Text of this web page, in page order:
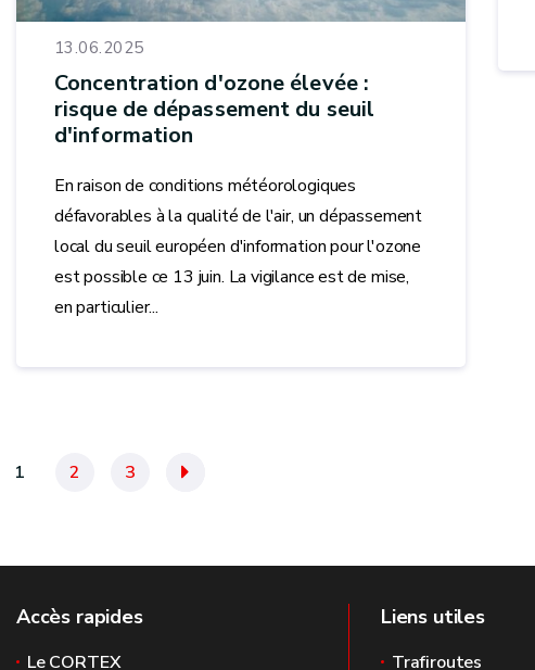
13.06.2025
Concentration d'ozone élevée :
risque de dépassement du seuil
d'information
En raison de conditions météorologiques
défavorables à la qualité de l'air, un dépassement
local du seuil européen d'information pour l'ozone
est possible ce 13 juin. La vigilance est de mise,
en particulier...
1 2 3 »
Accès rapides
Le CORTEX
Liens utiles
Trafiroutes